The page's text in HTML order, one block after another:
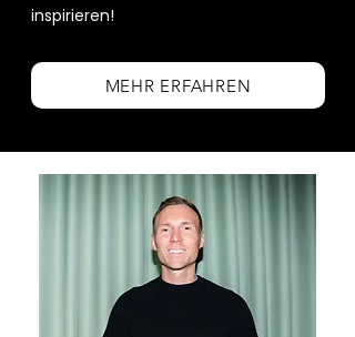
inspirieren!
MEHR ERFAHREN